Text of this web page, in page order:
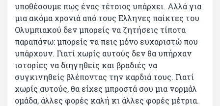
υποθέσουμε πως ένας τέτοιος υπάρχει. Αλλά για
μια ακόμα χρονιά από τους Ελληνες παίκτες του
Ολυμπιακού δεν μπορείς να ζητήσεις τίποτα
παραπάνω: μπορείς να πεις μόνο ευχαριστώ που
υπάρχουν. Γιατί χωρίς αυτούς δεν θα υπήρχαν
ιστορίες να διηγηθείς και βραδιές να
συγκινηθείς βλέποντας την καρδιά τους. Γιατί
χωρίς αυτούς, θα είχες μπροστά σου μια νορμάλ
ομάδα, άλλες φορές καλή κι άλλες φορές μέτρια.